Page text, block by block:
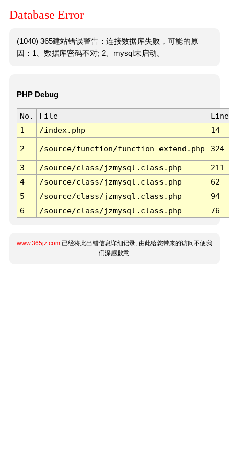
Database Error
(1040) 365建站错误警告：连接数据库失败，可能的原
因：1、数据库密码不对; 2、mysql未启动。
PHP Debug
No. File
Line
1
/index.php 14
2 /source/function/function_extend.php 324
3 /source/class/jzmysql.class.php
211
4
/source/class/jzmysql.class.php
62
5
/source/class/jzmysql.class.php
94
6
/source/class/jzmysql.class.php 76
www.365jz.com 已经将此出错信息详细记录, 由此给您带来的访问不便我
们深感歉意.